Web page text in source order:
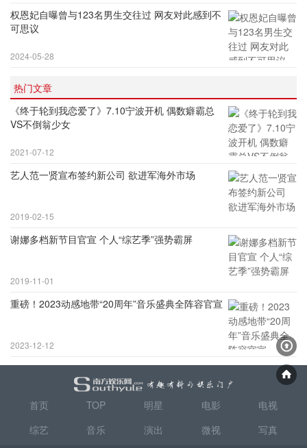
权恩妃自曝曾与123名男生交往过 网友对此感到不
可思议
2024-05-28
热门文章
《终于轮到我恋爱了》7.10宁波开机 偶数癖霸总
VS不倒翁少女
2021-07-12
艺人范一贤宣布签约新公司 欲进军海外市场
2019-02-15
谢娜多档新节目官宣 个人“综艺季”强势霸屏
2019-11-01
重磅！2023动感地带“20周年”音乐盛典全阵容官宣
2023-12-12
首页 TOP 明星 电影
电视
综艺
音乐 演出 微视 写真